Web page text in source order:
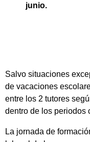
junio.
Salvo situaciones
de vacaciones
entre los 2 tutores
dentro de los periodos
La jornada de